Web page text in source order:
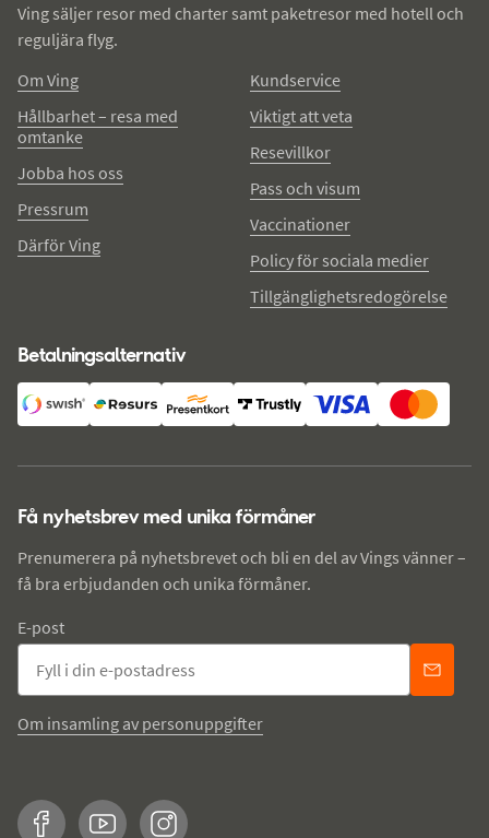
Ving säljer resor med charter samt paketresor med hotell och
reguljära flyg.
Om Ving
Hållbarhet – resa med
omtanke
Jobba hos oss
Pressrum
Därför Ving
Kundservice
Viktigt att veta
Resevillkor
Pass och visum
Vaccinationer
Policy för sociala medier
Tillgänglighetsredogörelse
Betalningsalternativ
Få nyhetsbrev med unika förmåner
Prenumerera på nyhetsbrevet och bli en del av Vings vänner –
få bra erbjudanden och unika förmåner.
E-post
Om insamling av personuppgifter